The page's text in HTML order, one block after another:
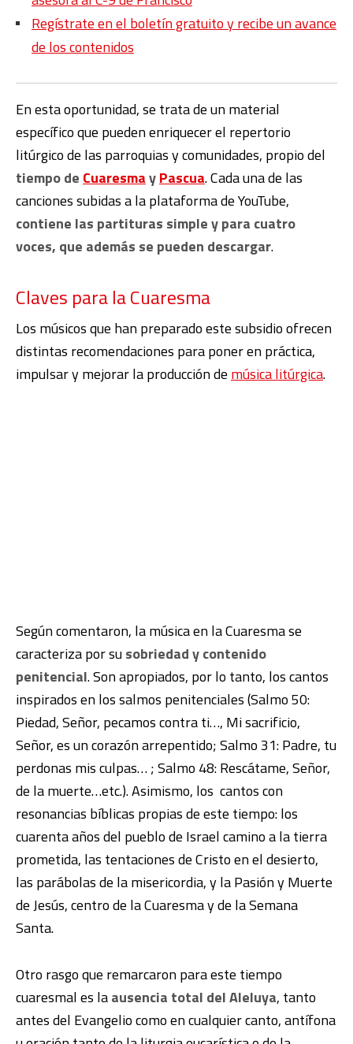
Regístrate en el boletín gratuito y recibe un avance
de los contenidos
En esta oportunidad, se trata de un material
específico que pueden enriquecer el repertorio
litúrgico de las parroquias y comunidades, propio del
tiempo de CuaresmayPascua. Cada una de las
canciones subidas a la plataforma de YouTube,
contiene las partituras simple y para cuatro
voces, que además se pueden descargar.
Claves para la Cuaresma
Los músicos que han preparado este subsidio ofrecen
distintas recomendaciones para poner en práctica,
impulsar y mejorar la producción de música litúrgica.
Según comentaron, la música en la Cuaresma se
caracteriza por susobriedad y contenido
penitencial. Son apropiados, por lo tanto, los cantos
inspirados en los salmos penitenciales (Salmo 50:
Piedad, Señor, pecamos contra ti…, Mi sacrificio,
Señor, es un corazón arrepentido; Salmo 31: Padre, tu
perdonas mis culpas… ; Salmo 48: Rescátame, Señor,
de la muerte…etc.). Asimismo, los cantos con
resonancias bíblicas propias de este tiempo: los
cuarenta años del pueblo de Israel camino a la tierra
prometida, las tentaciones de Cristo en el desierto,
las parábolas de la misericordia, y la Pasión y Muerte
de Jesús, centro de la Cuaresma y de la Semana
Santa.
Otro rasgo que remarcaron para este tiempo
cuaresmal es laausencia total del Aleluya, tanto
antes del Evangelio como en cualquier canto, antífona